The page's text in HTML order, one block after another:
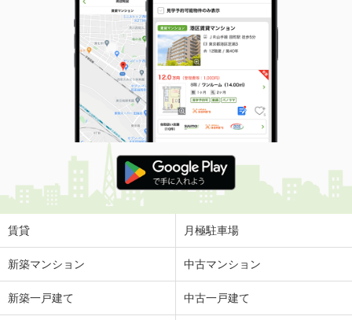
賃貸 月極駐車場
新築マンション 中古マンション
新築一戸建て 中古一戸建て